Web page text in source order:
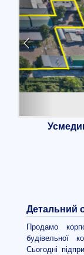
Facebook
Про нас
Контакти
Вхід
Детальний
Продамо
будівельної
Сьогодні